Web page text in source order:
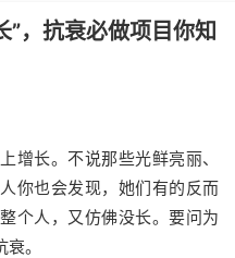
”，抗衰必做项目你知
增长。不说那些光鲜亮丽、
你也会发现，她们有的反而
个人，又仿佛没长。要问为
。